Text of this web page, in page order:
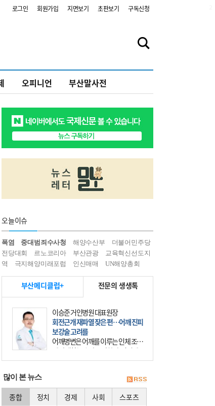
로그인 회원가입 지면보기 초판보기 구독신청
오피니언 부산말사전
오늘이슈
폭염 중대범죄수사청 해양수산부
더불어민주당
전당대회
르노코리아 부산관광
교육혁신선도지
역
극지해양미래포럼 인신매매 UN해양총회
부산메디클럽+ 전문의 생생톡
이승준 거인병원 대표원장
회전근개 재파열 잦은 편…어깨 진피
보강술 고려를
어깨병변은 어깨를 이루는 인체 조직
에 발생하는 손상을 말한다. 여기에
는 오십견과 회전근개 증후군, 어깨
많이 본 뉴스
종합 정치 경제 사회 스포츠